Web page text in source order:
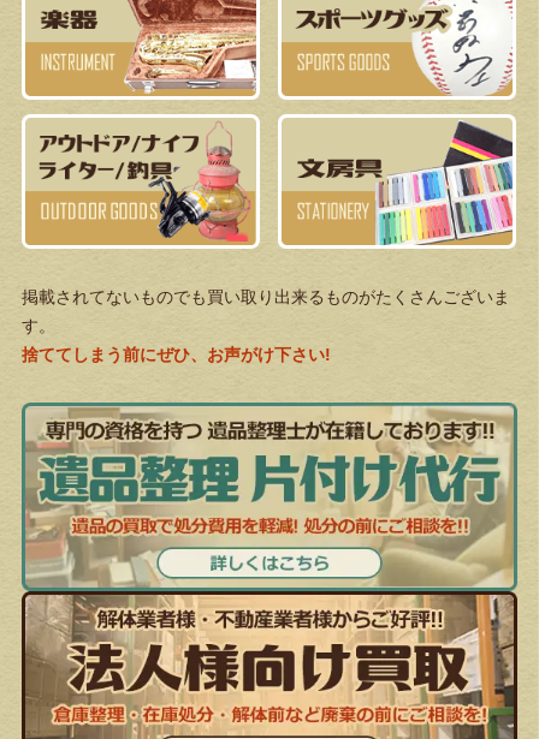
掲載されてないものでも買い取り出来るものがたくさんございま
す。
捨ててしまう前にぜひ、お声がけ下さい!